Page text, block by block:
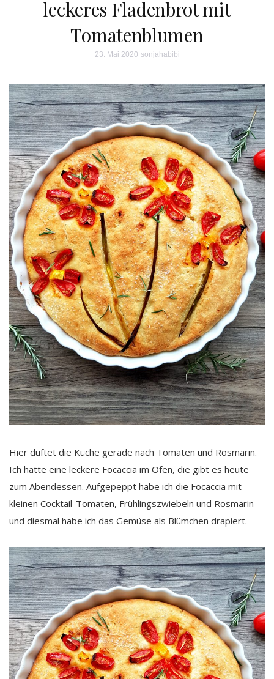
leckeres Fladenbrot mit
Tomatenblumen
23. Mai 2020 sonjahabibi
Hier duftet die Küche gerade nach Tomaten und Rosmarin.
Ich hatte eine leckere Focaccia im Ofen, die gibt es heute
zum Abendessen. Aufgepeppt habe ich die Focaccia mit
kleinen Cocktail-Tomaten, Frühlingszwiebeln und Rosmarin
und diesmal habe ich das Gemüse als Blümchen drapiert.